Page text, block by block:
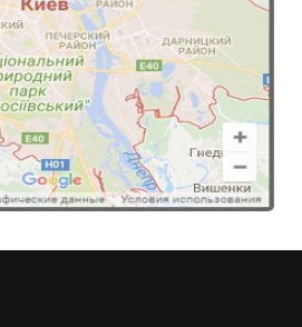
женское ангора с кружевом
490.00грн.